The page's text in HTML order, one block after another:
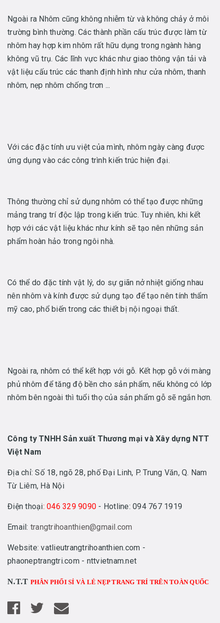
Ngoài ra Nhôm cũng không nhiễm từ và không chảy ở môi
trường bình thường. Các thành phần cấu trúc được làm từ
nhôm hay hợp kim nhôm rất hữu dụng trong ngành hàng
không vũ trụ. Các lĩnh vực khác như giao thông vận tải và
vật liệu cấu trúc các thanh định hình như cửa nhôm, thanh
nhôm, nẹp nhôm chống trơn ...
Với các đặc tính ưu việt của mình, nhôm ngày càng được
ứng dụng vào các công trình kiến trúc hiện đại.
Thông thường chỉ sử dụng nhôm có thể tạo được những
mảng trang trí độc lập trong kiến trúc. Tuy nhiên, khi kết
hợp với các vật liệu khác như kính sẽ tạo nên những sản
phẩm hoàn hảo trong ngôi nhà.
Có thể do đặc tính vật lý, do sự giãn nở nhiệt giống nhau
nên nhôm và kính được sử dụng tạo để tạo nên tính thẩm
mỹ cao, phổ biến trong các thiết bị nội ngoại thất.
Ngoài ra, nhôm có thể kết hợp với gỗ. Kết hợp gỗ với màng
phủ nhôm để tăng độ bền cho sản phẩm, nếu không có lớp
nhôm bên ngoài thì tuổi thọ của sản phẩm gỗ sẽ ngắn hơn.
Công ty TNHH Sản xuất Thương mại và Xây dựng NTT
Việt Nam
Địa chỉ: Số 18, ngõ 28, phố Đại Linh, P. Trung Văn, Q. Nam
Từ Liêm, Hà Nội
Điện thoại: 046 329 9090 - Hotline: 094 767 1919
Email: trangtrihoanthien@gmail.com
Website: vatlieutrangtrihoanthien.com -
phaoneptrangtri.com - nttvietnam.net
N.T.T PHÂN PHỐI SỈ VÀ LẺ NẸP TRANG TRÍ TRÊN TOÀN QUỐC